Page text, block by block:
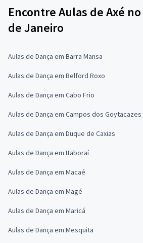
Encontre Aulas de Axé
de Janeiro
Aulas de Dança em Barra Mansa
Aulas de Dança em Belford Roxo
Aulas de Dança em Cabo Frio
Aulas de Dança em Campos dos Goytacazes
Aulas de Dança em Duque de Caxias
Aulas de Dança em Itaboraí
Aulas de Dança em Macaé
Aulas de Dança em Magé
Aulas de Dança em Maricá
Aulas de Dança em Mesquita